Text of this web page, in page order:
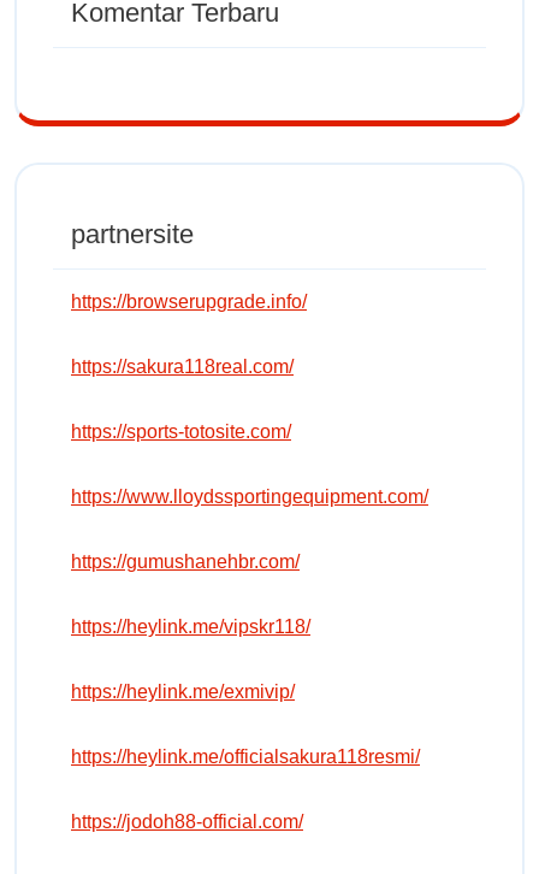
Komentar Terbaru
partnersite
https://browserupgrade.info/
https://sakura118real.com/
https://sports-totosite.com/
https://www.lloydssportingequipment.com/
https://gumushanehbr.com/
https://heylink.me/vipskr118/
https://heylink.me/exmivip/
https://heylink.me/officialsakura118resmi/
https://jodoh88-official.com/